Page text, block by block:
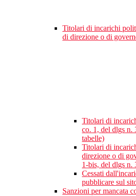
Titolari di incarichi
di direzione o di
Titolari di
co. 1, del dlgs n.
tabelle)
Titolari di
direzione o di
1-bis, del dlgs n.
Cessati
pubblicare sul
Sanzioni per mancata